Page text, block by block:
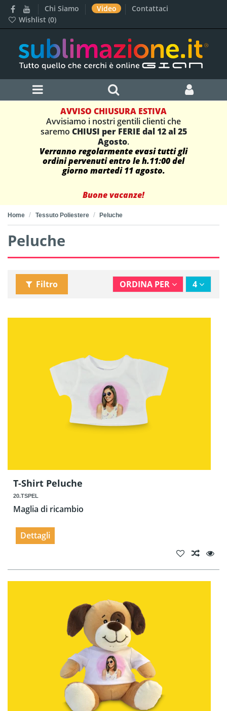
Chi Siamo Video
Contattaci
Wishlist (0)
AVVISO CHIUSURA ESTIVA
Avvisiamo i nostri gentili clienti che
saremo CHIUSI per FERIE dal 12 al 25
Agosto.
Verranno regolarmente evasi tutti gli
ordini pervenuti entro le h.11:00 del
giorno martedi 11 agosto.
Buone vacanze!
Home Tessuto Poliestere Peluche
Peluche
Filtro ORDINA PER 4
T-Shirt Peluche
20.TSPEL
Maglia di ricambio
Dettagli